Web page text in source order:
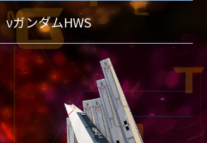
ト
バーサス2
ON
オン
GUIDE
νガンダムHWS